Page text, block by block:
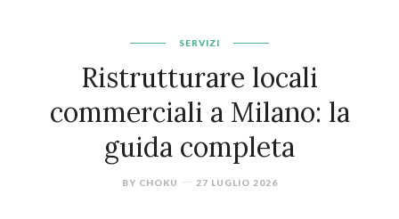
SERVIZI
Ristrutturare locali
commerciali a Milano: la
guida completa
BY CHOKU 27 LUGLIO 2026